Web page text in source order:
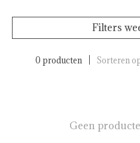
Filters
0 producten Sorteren
Geen